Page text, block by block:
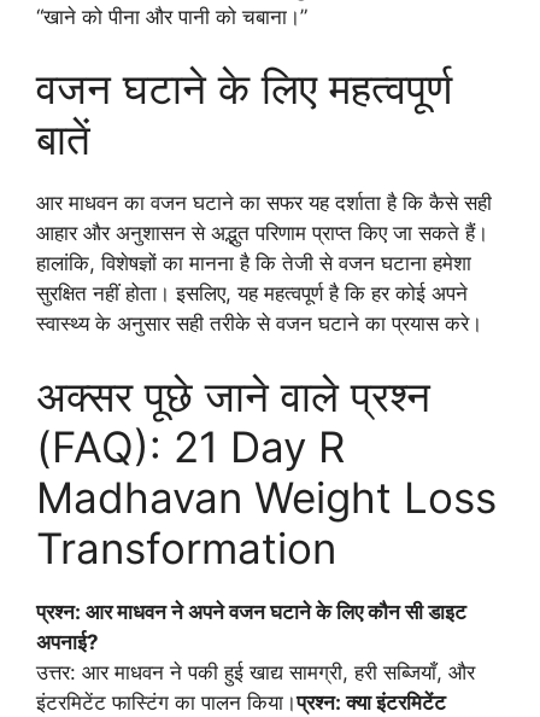
“खाने को पीना और पानी को चबाना।”
वजन घटाने के लिए महत्वपूर्ण
बातें
आर माधवन का वजन घटाने का सफर यह दर्शाता है कि कैसे सही
आहार और अनुशासन से अद्भुत परिणाम प्राप्त किए जा सकते हैं।
हालांकि, विशेषज्ञों का मानना है कि तेजी से वजन घटाना हमेशा
सुरक्षित नहीं होता। इसलिए, यह महत्वपूर्ण है कि हर कोई अपने
स्वास्थ्य के अनुसार सही तरीके से वजन घटाने का प्रयास करे।
अक्सर पूछे जाने वाले प्रश्न
(FAQ): 21 Day R
Madhavan Weight Loss
Transformation
प्रश्न: आर माधवन ने अपने वजन घटाने के लिए कौन सी डाइट
अपनाई?
उत्तर: आर माधवन ने पकी हुई खाद्य सामग्री, हरी सब्जियाँ, और
इंटरमिटेंट फास्टिंग का पालन किया।प्रश्न: क्या इंटरमिटेंट